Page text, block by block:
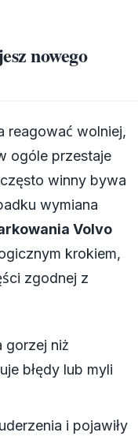
nowego
reagować wolniej,
ogóle przestaje
winny bywa
wymiana
Volvo
krokiem,
zgodnej z
gorzej niż
błędy lub myli
i pojawiły